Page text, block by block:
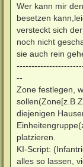
Wer kann mir
besetzen
versteckt sich
noch nicht
sie auch rein
--
Zone festlegen,
diejenigen
platzieren.
KI-Script:
alles so lassen,